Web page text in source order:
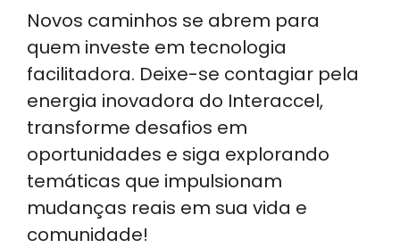
Novos caminhos se abrem para
quem investe em tecnologia
facilitadora. Deixe-se contagiar pela
energia inovadora do Interaccel,
transforme desafios em
oportunidades e siga explorando
temáticas que impulsionam
mudanças reais em sua vida e
comunidade!